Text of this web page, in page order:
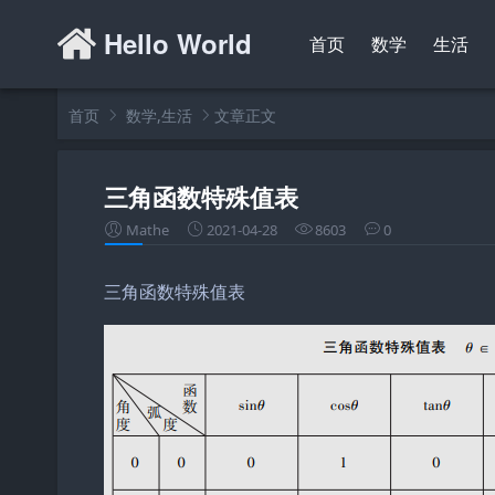
Hello World 首页 数学 生活
首页 数学,生活 文章正文
三角函数特殊值表
Mathe 2021-04-28 8603 0
三角函数特殊值表